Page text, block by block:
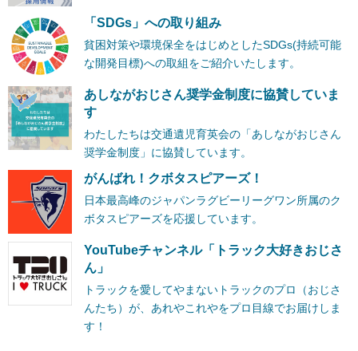
「SDGs」への取り組み
貧困対策や環境保全をはじめとしたSDGs(持続可能
な開発目標)への取組をご紹介いたします。
あしながおじさん奨学金制度に協賛していま
す
わたしたちは交通遺児育英会の「あしながおじさん
奨学金制度」に協賛しています。
がんばれ！クボタスピアーズ！
日本最高峰のジャパンラグビーリーグワン所属のク
ボタスピアーズを応援しています。
YouTubeチャンネル「トラック大好きおじさ
ん」
トラックを愛してやまないトラックのプロ（おじさ
んたち）が、あれやこれやをプロ目線でお届けしま
す！